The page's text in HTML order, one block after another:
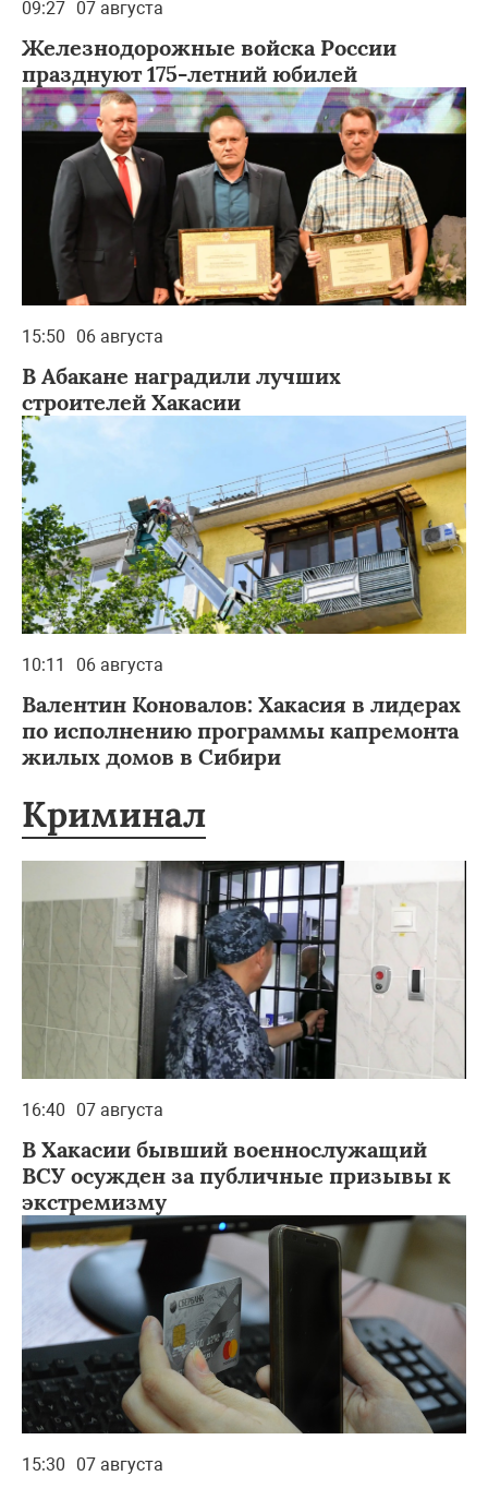
09:27 07 августа
Железнодорожные войска России
празднуют 175-летний юбилей
15:50 06 августа
В Абакане наградили лучших
строителей Хакасии
10:11 06 августа
Валентин Коновалов: Хакасия в лидерах
по исполнению программы капремонта
жилых домов в Сибири
Криминал
16:40 07 августа
В Хакасии бывший военнослужащий
ВСУ осужден за публичные призывы к
экстремизму
15:30 07 августа